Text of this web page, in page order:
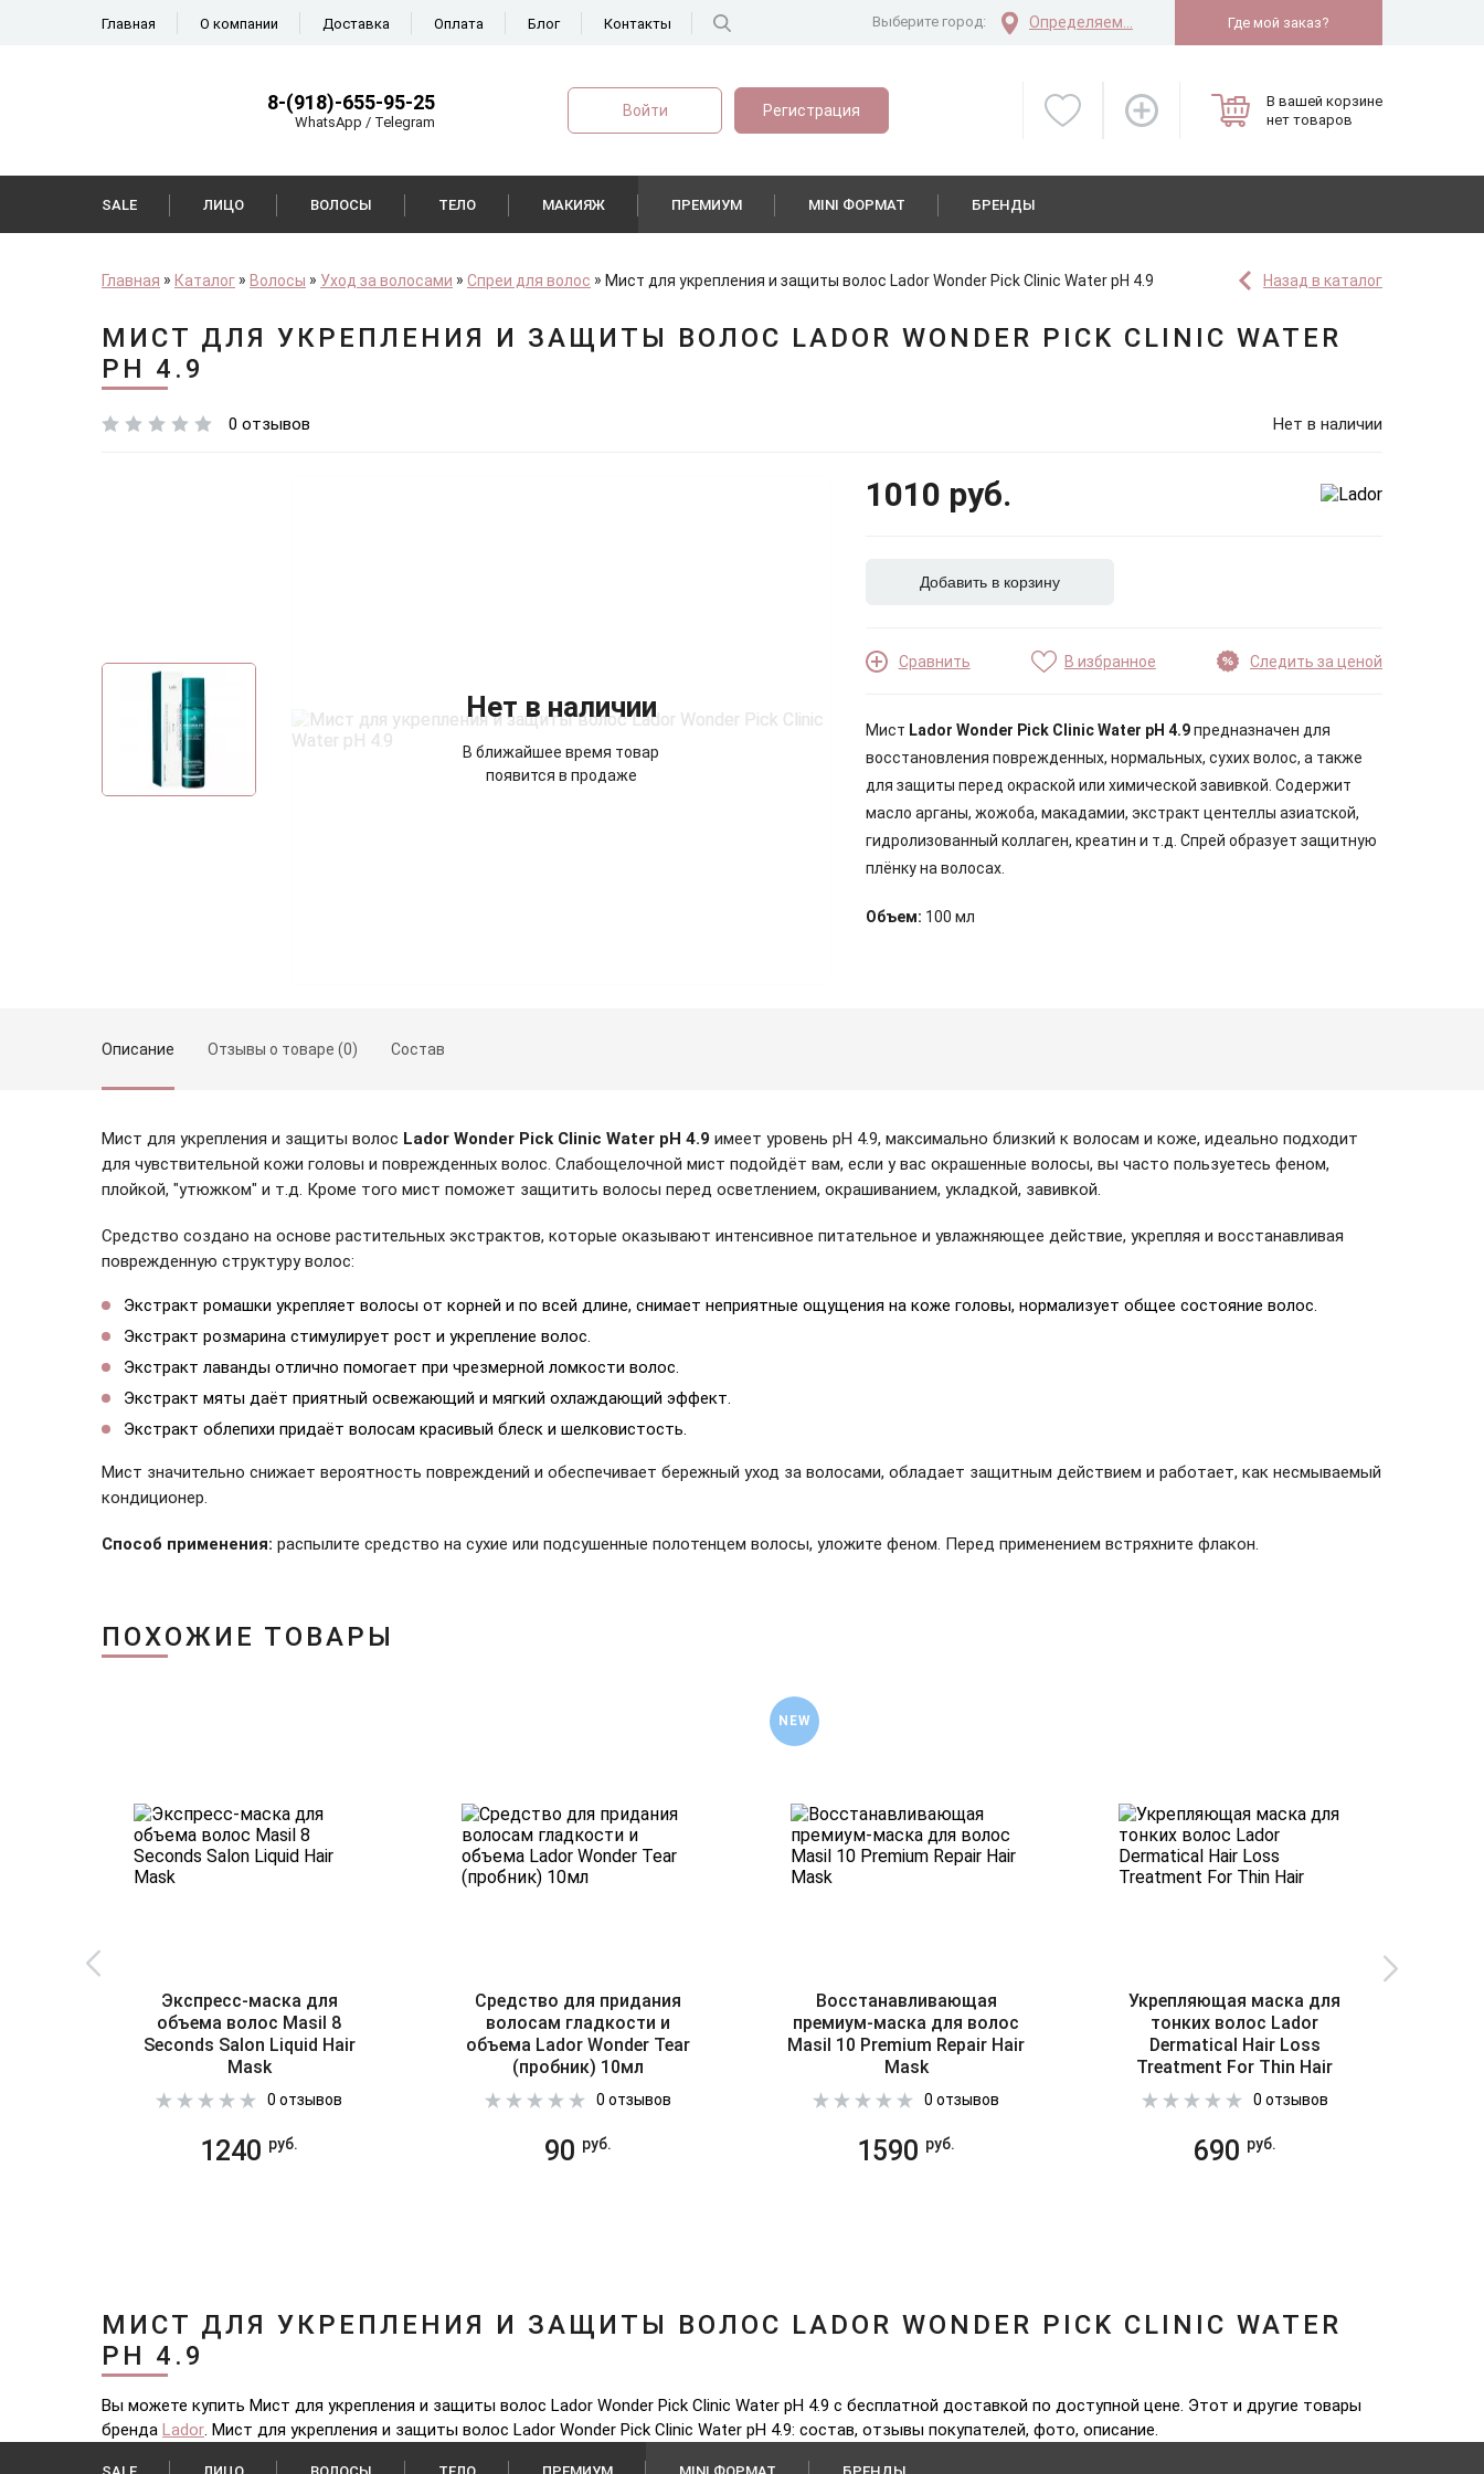
Главная О компании Доставка Оплата Блог Контакты Выберите город: Определяем... Где мой заказ?
8-(918)-655-95-25
WhatsApp / Telegram
Войти Регистрация
В вашей корзине
нет товаров
SALE ЛИЦО ВОЛОСЫ ТЕЛО МАКИЯЖ ПРЕМИУМ MINI ФОРМАТ БРЕНДЫ
Главная Каталог Волосы Уход за волосами Спреи для волос Мист для укрепления и защиты волос Lador Wonder Pick Clinic Water pH 4.9 Назад в каталог
МИСТ ДЛЯ УКРЕПЛЕНИЯ И ЗАЩИТЫ ВОЛОС LADOR WONDER PICK CLINIC WATER
PH 4.9
0 отзывов Нет в наличии
Нет в наличии
В ближайшее время товар
появится в продаже
1010 руб.
Добавить в корзину
Сравнить В избранное Следить за ценой
Мист Lador Wonder Pick Clinic Water pH 4.9предназначен для
восстановления поврежденных, нормальных, сухих волос, а также
для защиты перед окраской или химической завивкой. Содержит
масло арганы, жожоба, макадамии, экстракт центеллы азиатской,
гидролизованный коллаген, креатин и т.д. Спрей образует защитную
плёнку на волосах.
Объем: 100 мл
Описание Отзывы о товаре (0) Состав
Мист для укрепления и защиты волос Lador Wonder Pick Clinic Water pH 4.9 имеет уровень pH 4.9, максимально близкий к волосам и коже, идеально подходит
для чувствительной кожи головы и поврежденных волос. Слабощелочной мист подойдёт вам, если у вас окрашенные волосы, вы часто пользуетесь феном,
плойкой, "утюжком" и т.д. Кроме того мист поможет защитить волосы перед осветлением, окрашиванием, укладкой, завивкой.
Средство создано на основе растительных экстрактов, которые оказывают интенсивное питательное и увлажняющее действие, укрепляя и восстанавливая
поврежденную структуру волос:
Экстракт ромашки укрепляет волосы от корней и по всей длине, снимает неприятные ощущения на коже головы, нормализует общее состояние волос.
Экстракт розмарина стимулирует рост и укрепление волос.
Экстракт лаванды отлично помогает при чрезмерной ломкости волос.
Экстракт мяты даёт приятный освежающий и мягкий охлаждающий эффект.
Экстракт облепихи придаёт волосам красивый блеск и шелковистость.
Мист значительно снижает вероятность повреждений и обеспечивает бережный уход за волосами, обладает защитным действием и работает, как несмываемый
кондиционер.
Способ применения: распылите средство на сухие или подсушенные полотенцем волосы, уложите феном. Перед применением встряхните флакон.
Зарегистрироваться
ПОХОЖИЕ ТОВАРЫ
Экспресс-маска для
объема волос Masil 8
Seconds Salon Liquid Hair
Mask
0 отзывов
1240 руб.
Средство для придания
волосам гладкости и
объема Lador Wonder Tear
(пробник) 10мл
0 отзывов
90 руб.
NEW
Восстанавливающая
премиум-маска для волос
Masil 10 Premium Repair Hair
Mask
0 отзывов
1590 руб.
Укрепляющая маска для
тонких волос Lador
Dermatical Hair Loss
Treatment For Thin Hair
0 отзывов
690 руб.
МИСТ ДЛЯ УКРЕПЛЕНИЯ И ЗАЩИТЫ ВОЛОС LADOR WONDER PICK CLINIC WATER
PH 4.9
Вы можете купить Мист для укрепления и защиты волос Lador Wonder Pick Clinic Water pH 4.9 с бесплатной доставкой по доступной цене. Этот и другие товары
бренда Lador. Мист для укрепления и защиты волос Lador Wonder Pick Clinic Water pH 4.9: состав, отзывы покупателей, фото, описание.